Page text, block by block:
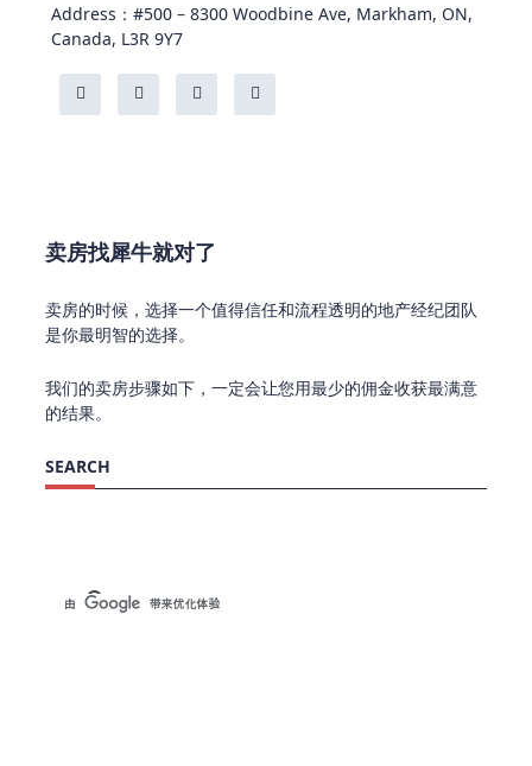
Address：#500 – 8300 Woodbine Ave, Markham, ON,
Canada, L3R 9Y7
卖房找犀牛就对了
卖房的时候，选择一个值得信任和流程透明的地产经纪团队
是你最明智的选择。
我们的卖房步骤如下，一定会让您用最少的佣金收获最满意
的结果。
SEARCH